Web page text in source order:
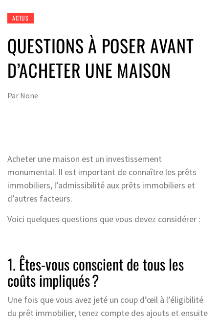
ACTUS
QUESTIONS À POSER AVANT
D’ACHETER UNE MAISON
Par None
Acheter une maison est un investissement
monumental. Il est important de connaître les prêts
immobiliers, l’admissibilité aux prêts immobiliers et
d’autres facteurs.
Voici quelques questions que vous devez considérer :
1. Êtes-vous conscient de tous les
coûts impliqués ?
Une fois que vous avez jeté un coup d’œil à l’éligibilité
du prêt immobilier, tenez compte des ajouts et ensuite